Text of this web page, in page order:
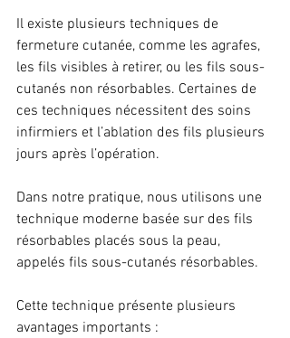
Il existe plusieurs techniques de
fermeture cutanée, comme les agrafes,
les fils visibles à retirer, ou les fils sous-
cutanés non résorbables. Certaines de
ces techniques nécessitent des soins
infirmiers et l’ablation des fils plusieurs
jours après l’opération.
Dans notre pratique, nous utilisons une
technique moderne basée sur des fils
résorbables placés sous la peau,
appelés fils sous-cutanés résorbables.
Cette technique présente plusieurs
avantages importants :